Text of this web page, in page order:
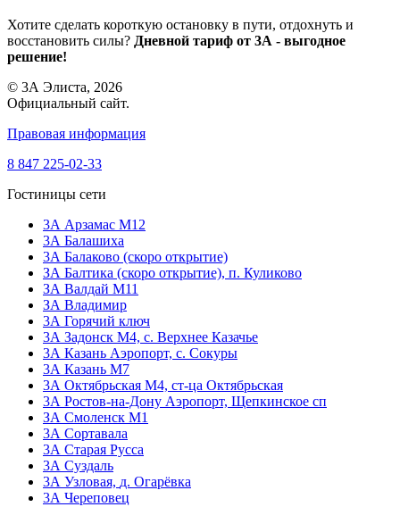
Хотите сделать короткую остановку в пути, отдохнуть и
восстановить силы? Дневной тариф от 3А - выгодное
решение!
© 3А Элиста, 2026
Официальный сайт.
Правовая информация
8 847 225-02-33
Гостиницы сети
3А Арзамас М12
3А Балашиха
3А Балаково (скоро открытие)
ЗА Балтика (скоро открытие), п. Куликово
ЗА Валдай M11
ЗА Владимир
3А Горячий ключ
3А Задонск М4, с. Верхнее Казачье
3А Казань Аэропорт, с. Сокуры
3А Казань М7
3А Октябрьская М4, ст-ца Октябрьская
3А Ростов-на-Дону Аэропорт, Щепкинское сп
ЗА Смоленск М1
3А Сортавала
3А Старая Русса
3А Суздаль
3А Узловая, д. Огарёвка
3А Череповец